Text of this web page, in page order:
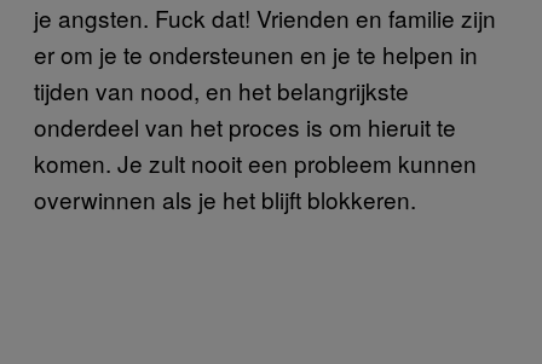
je angsten. Fuck dat! Vrienden en familie zijn
er om je te ondersteunen en je te helpen in
tijden van nood, en het belangrijkste
onderdeel van het proces is om hieruit te
komen. Je zult nooit een probleem kunnen
overwinnen als je het blijft blokkeren.